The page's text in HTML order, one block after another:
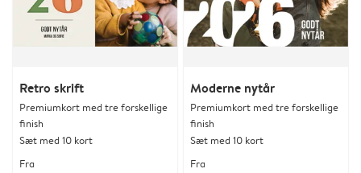
Retro skrift
Premiumkort med tre forskellige
finish
Sæt med 10 kort
Fra
Moderne nytår
Premiumkort med tre forskellige
finish
Sæt med 10 kort
Fra